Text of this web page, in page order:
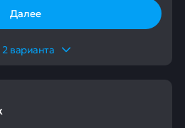
Далее
2 варианта